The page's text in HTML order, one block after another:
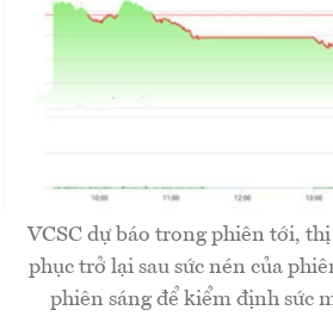
VCSC dự báo trong phiên tới,
phục trở lại sau sức nén của
phiên sáng để kiểm định sức